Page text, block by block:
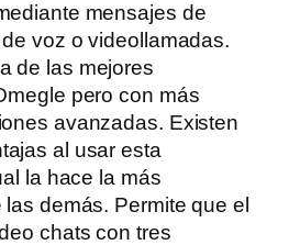
mensajes de
voz o videollamadas.
de las mejores
pero con más
avanzadas. Existen
al usar esta
la hace la más
las demás. Permite que el
chats con tres